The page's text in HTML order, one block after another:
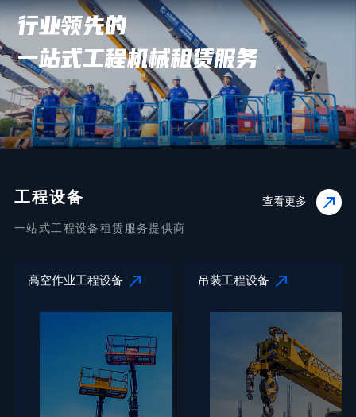
工程设备
一站式工程设备租赁服务提供商
查看更多
高空作业工程设备 吊装工程设备